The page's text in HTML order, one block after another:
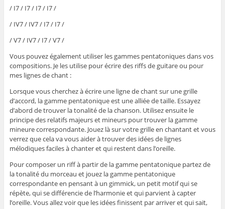
/ I7 / I7 / I7 / I7 /
/ IV7 / IV7 / I7 / I7 /
/ V7 / IV7 / I7 / V7 /
Vous pouvez également utiliser les gammes pentatoniques dans vos
compositions. Je les utilise pour écrire des riffs de guitare ou pour
mes lignes de chant :
Lorsque vous cherchez à écrire une ligne de chant sur une grille
d’accord, la gamme pentatonique est une alliée de taille. Essayez
d’abord de trouver la tonalité de la chanson. Utilisez ensuite le
principe des relatifs majeurs et mineurs pour trouver la gamme
mineure correspondante. Jouez là sur votre grille en chantant et vous
verrez que cela va vous aider à trouver des idées de lignes
mélodiques faciles à chanter et qui restent dans l’oreille.
Pour composer un riff à partir de la gamme pentatonique partez de
la tonalité du morceau et jouez la gamme pentatonique
correspondante en pensant à un gimmick, un petit motif qui se
répète, qui se différencie de l’harmonie et qui parvient à capter
l’oreille. Vous allez voir que les idées finissent par arriver et qui sait,